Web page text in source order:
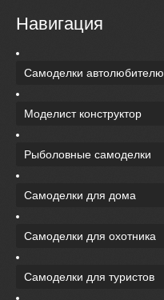
Навигация
Самоделки автолюбителю
Моделист конструктор
Рыболовные самоделки
Самоделки для дома
Самоделки для охотника
Самоделки для туристов